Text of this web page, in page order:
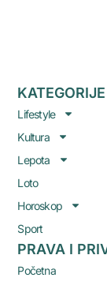
KATEGORIJE
Lifestyle
Kultura
Lepota
Loto
Horoskop
Sport
PRAVA I
Početna